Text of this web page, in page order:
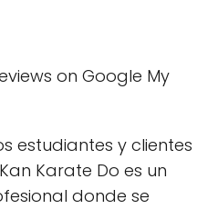
on Google My
estudiantes y clientes
Karate Do es un
donde se